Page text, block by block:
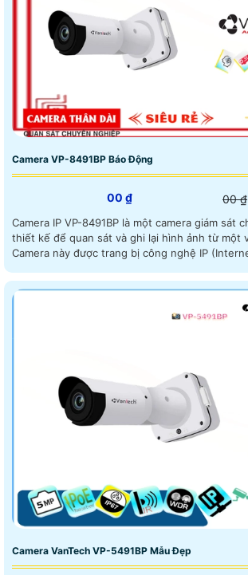
Camera VP-8491BP Báo Động
00 ₫ 00 ₫
Camera IP VP-8491BP là một camera giám sát
thiết kế để quan sát và ghi lại hình ảnh từ một
Camera này được trang bị công nghệ IP
Camera VanTech VP-5491BP Mẫu Đẹp